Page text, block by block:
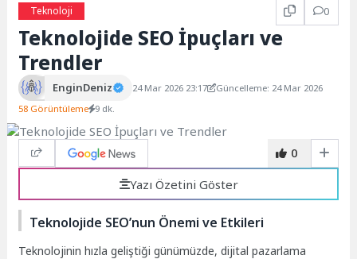
Teknoloji 0
Teknolojide SEO İpuçları ve
Trendler
EnginDeniz 24 Mar 2026 23:17
Güncelleme: 24 Mar 2026
58 Görüntüleme 9 dk.
0
Yazı Özetini Göster
Teknolojide SEO’nun Önemi ve Etkileri
Teknolojinin hızla geliştiği günümüzde, dijital pazarlama